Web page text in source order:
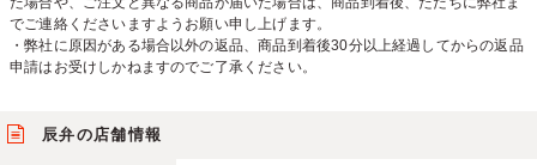
でご連絡くださいますようお願い申し上げます。
・弊社に原因がある場合以外の返品、商品到着後30分以上経過してからの返品
申請はお受けしかねますのでご了承ください。
辰弁の店舗情報